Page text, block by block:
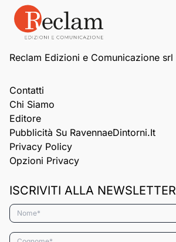
Reclam Edizioni e Comunicazione srl
Contatti
Chi Siamo
Editore
Pubblicità Su RavennaeDintorni.it
Privacy Policy
Opzioni Privacy
ISCRIVITI ALLA NEWSLETTER
Nome*
Cognome*